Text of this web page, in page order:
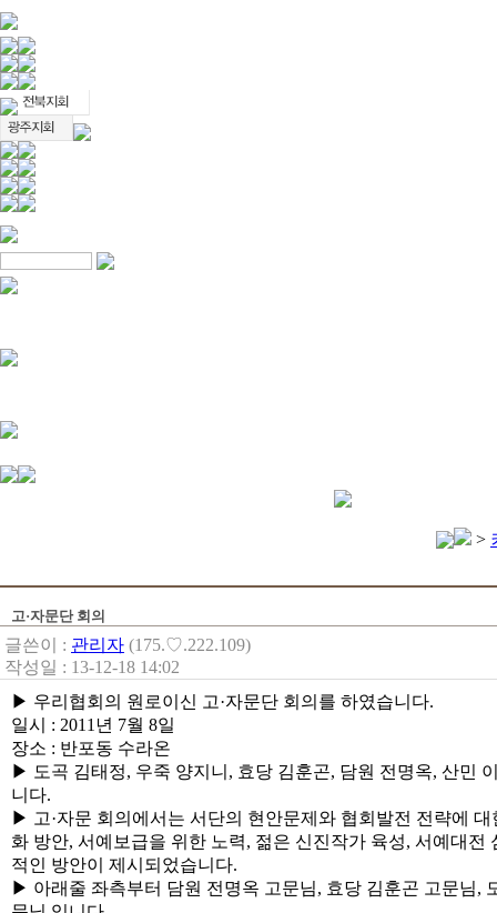
>
고·자문단 회의
글쓴이 : 관리자 (175.♡.222.109)
작성일 : 13-12-18 14:02
▶ 우리협회의 원로이신 고·자문단 회의를 하였습니다.
일시 : 2011년 7월 8일
장소 : 반포동 수라온
▶ 도곡 김태정, 우죽 양지니, 효당 김훈곤, 담원 전명옥, 산민
니다.
▶ 고·자문 회의에서는 서단의 현안문제와 협회발전 전략에
화 방안, 서예보급을 위한 노력, 젊은 신진작가 육성, 서예대
적인 방안이 제시되었습니다.
▶ 아래줄 좌측부터 담원 전명옥 고문님, 효당 김훈곤 고문님,